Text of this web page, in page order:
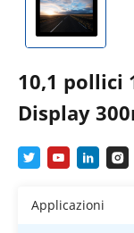
10,1 pollici
Display
Applicazioni